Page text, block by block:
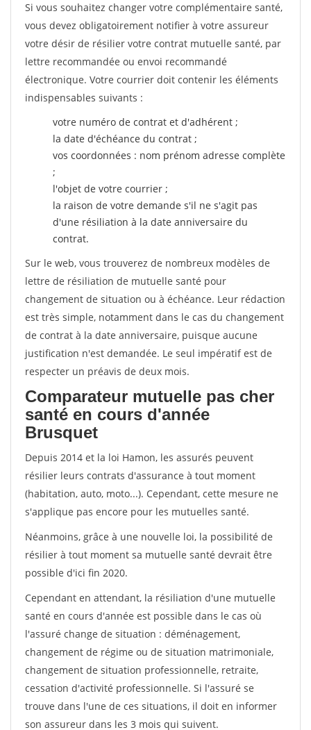
Si vous souhaitez changer votre complémentaire santé,
vous devez obligatoirement notifier à votre assureur
votre désir de résilier votre contrat mutuelle santé, par
lettre recommandée ou envoi recommandé
électronique. Votre courrier doit contenir les éléments
indispensables suivants :
votre numéro de contrat et d'adhérent ;
la date d'échéance du contrat ;
vos coordonnées : nom prénom adresse complète
;
l'objet de votre courrier ;
la raison de votre demande s'il ne s'agit pas
d'une résiliation à la date anniversaire du
contrat.
Sur le web, vous trouverez de nombreux modèles de
lettre de résiliation de mutuelle santé pour
changement de situation ou à échéance. Leur rédaction
est très simple, notamment dans le cas du changement
de contrat à la date anniversaire, puisque aucune
justification n'est demandée. Le seul impératif est de
respecter un préavis de deux mois.
Comparateur mutuelle pas cher
santé en cours d'année
Brusquet
Depuis 2014 et la loi Hamon, les assurés peuvent
résilier leurs contrats d'assurance à tout moment
(habitation, auto, moto...). Cependant, cette mesure ne
s'applique pas encore pour les mutuelles santé.
Néanmoins, grâce à une nouvelle loi, la possibilité de
résilier à tout moment sa mutuelle santé devrait être
possible d'ici fin 2020.
Cependant en attendant, la résiliation d'une mutuelle
santé en cours d'année est possible dans le cas où
l'assuré change de situation : déménagement,
changement de régime ou de situation matrimoniale,
changement de situation professionnelle, retraite,
cessation d'activité professionnelle. Si l'assuré se
trouve dans l'une de ces situations, il doit en informer
son assureur dans les 3 mois qui suivent.